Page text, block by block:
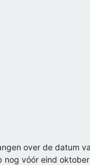
over de datum
vóór eind